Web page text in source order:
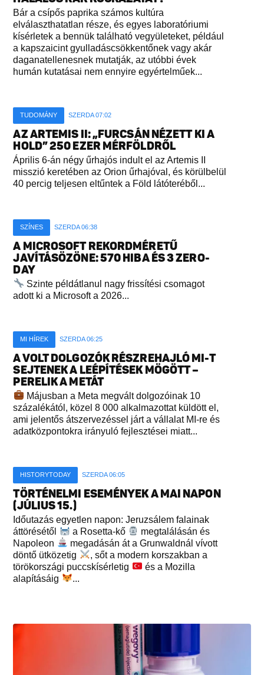
Bár a csípős paprika számos kultúra
elválaszthatatlan része, és egyes laboratóriumi
kísérletek a bennük található vegyületeket, például
a kapszaicint gyulladáscsökkentőnek vagy akár
daganatellenesnek mutatják, az utóbbi évek
humán kutatásai nem ennyire egyértelműek...
TUDOMÁNY SZERDA 07:02
AZ ARTEMIS II: „FURCSÁN NÉZETT KI A
HOLD” 250 EZER MÉRFÖLDRŐL
Április 6-án négy űrhajós indult el az Artemis II
misszió keretében az Orion űrhajóval, és körülbelül
40 percig teljesen eltűntek a Föld látóteréből...
SZÍNES SZERDA 06:38
A MICROSOFT REKORDMÉRETŰ
JAVÍTÁSÖZÖNE: 570 HIBA ÉS 3 ZERO-
DAY
Szinte példátlanul nagy frissítési csomagot
adott ki a Microsoft a 2026...
MI HÍREK SZERDA 06:25
A VOLT DOLGOZÓK RÉSZREHAJLÓ MI-T
SEJTENEK A LEÉPÍTÉSEK MÖGÖTT –
PERELIK A METÁT
Májusban a Meta megvált dolgozóinak 10
százalékától, közel 8 000 alkalmazottat küldött el,
ami jelentős átszervezéssel járt a vállalat MI-re és
adatközpontokra irányuló fejlesztései miatt...
HISTORYTODAY SZERDA 06:05
TÖRTÉNELMI ESEMÉNYEK A MAI NAPON
(JÚLIUS 15.)
Időutazás egyetlen napon: Jeruzsálem falainak
áttörésétől
a Rosetta-kő
megtalálásán és
Napoleon
megadásán át a Grunwaldnál vívott
döntő ütközetig
, sőt a modern korszakban a
törökországi puccskísérletig
és a Mozilla
alapításáig
...